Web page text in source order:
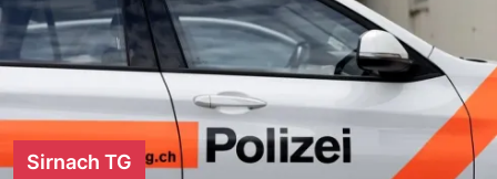
Sirnach TG